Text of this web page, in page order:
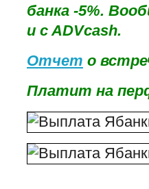
банка -5%.
и c ADVcash.
Отчет о
Платит на